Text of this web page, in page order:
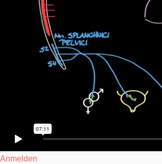
Anmelden